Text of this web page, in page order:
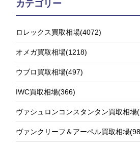
カテゴリー
ロレックス買取相場(4072)
オメガ買取相場(1218)
ウブロ買取相場(497)
IWC買取相場(366)
ヴァシュロンコンスタンタン買取相場
ヴァンクリーフ＆アーペル買取相場